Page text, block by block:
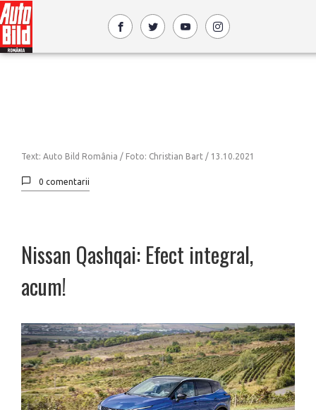
Text: Auto Bild România / Foto: Christian Bart / 13.10.2021
0 comentarii
Nissan Qashqai: Efect integral,
acum!